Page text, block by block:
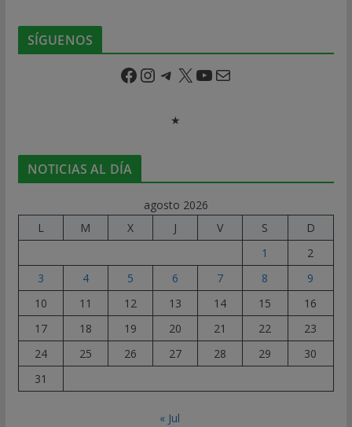
SÍGUENOS
Facebook Instagram Telegram X YouTube Correo electrónico
★
NOTICIAS AL DÍA
agosto 2026
L
M X J V S
D
1
2
3
4 5 6 7 8
9
10
11 12 13 14 15
16
17
18 19 20 21 22
23
24
25 26 27 28 29
30
31
« Jul